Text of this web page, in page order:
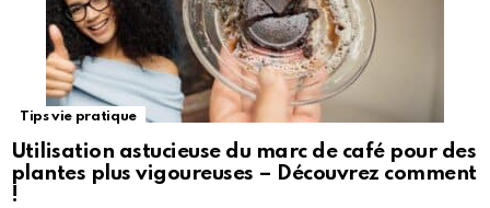
Tips vie pratique
Utilisation astucieuse du marc de café pour des
plantes plus vigoureuses – Découvrez comment
!